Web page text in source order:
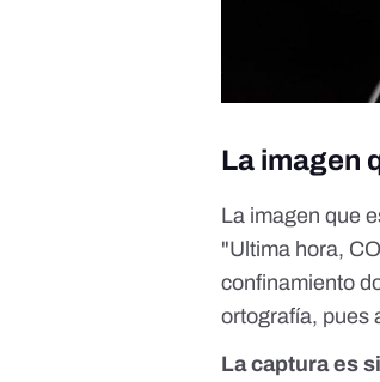
La imagen
La imagen que
"Ultima hora,
confinamiento
ortografía, pues
La captura es